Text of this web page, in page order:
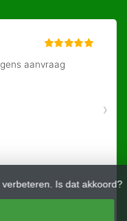
Is dat akkoord?